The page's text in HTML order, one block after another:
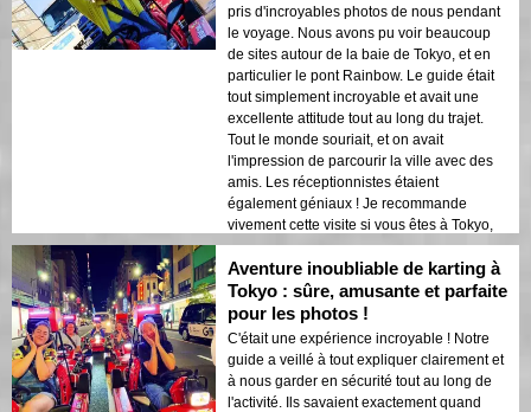
pris d'incroyables photos de nous pendant
le voyage. Nous avons pu voir beaucoup
de sites autour de la baie de Tokyo, et en
particulier le pont Rainbow. Le guide était
tout simplement incroyable et avait une
excellente attitude tout au long du trajet.
Tout le monde souriait, et on avait
l'impression de parcourir la ville avec des
amis. Les réceptionnistes étaient
également géniaux ! Je recommande
vivement cette visite si vous êtes à Tokyo,
surtout pour ceux qui recherchent quelque
chose d'excitant et d'unique !
Aventure inoubliable de karting à
Tokyo : sûre, amusante et parfaite
pour les photos !
C'était une expérience incroyable ! Notre
guide a veillé à tout expliquer clairement et
à nous garder en sécurité tout au long de
l'activité. Ils savaient exactement quand